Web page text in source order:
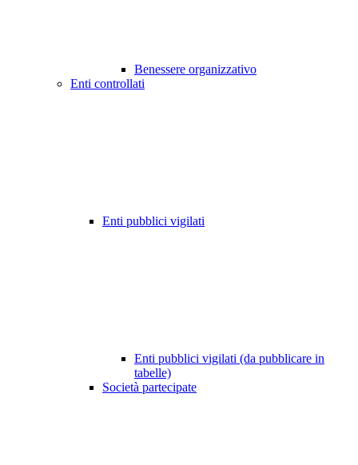
Benessere organizzativo
Enti controllati
Enti pubblici vigilati
Enti pubblici vigilati (da pubblicare in
tabelle)
Società partecipate